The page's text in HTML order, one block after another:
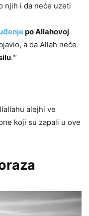
njih i da neće uzeti
po Allahovoj
a da Allah neće
.'“
alejhi ve
koji su zapali u ove